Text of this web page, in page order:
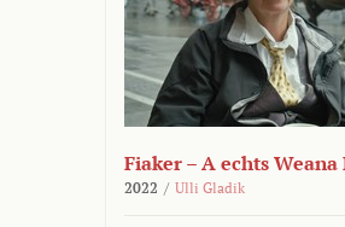
Fiaker – A echts
2022 / Ulli Gladik